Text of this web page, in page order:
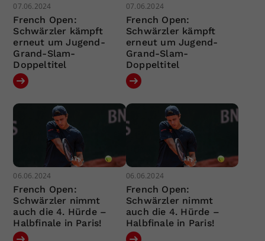
07.06.2024
French Open:
Schwärzler kämpft
erneut um Jugend-
Grand-Slam-
Doppeltitel
07.06.2024
French Open:
Schwärzler kämpft
erneut um Jugend-
Grand-Slam-
Doppeltitel
06.06.2024
French Open:
Schwärzler nimmt
auch die 4. Hürde –
Halbfinale in Paris!
06.06.2024
French Open:
Schwärzler nimmt
auch die 4. Hürde –
Halbfinale in Paris!